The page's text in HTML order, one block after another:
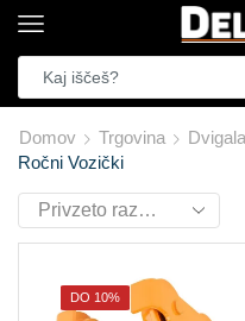
Domov Trgovina Dvigala
Ročni Vozički
DO 10%